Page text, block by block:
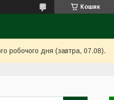
Кошик
робочого дня (завтра, 07.08).